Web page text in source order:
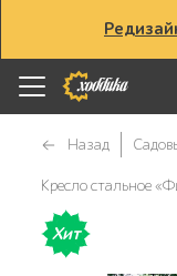
Назад
Кресло стальное
Хит